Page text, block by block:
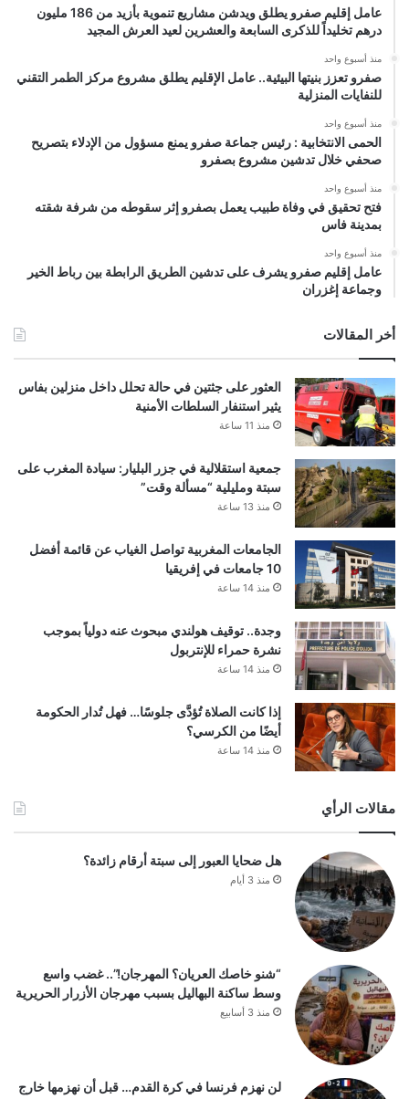
عامل إقليم صفرو يطلق ويدشن مشاريع تنموية بأزيد من 186 مليون
درهم تخليداً للذكرى السابعة والعشرين لعيد العرش المجيد
منذ أسبوع واحد
صفرو تعزز بنيتها البيئية.. عامل الإقليم يطلق مشروع مركز الطمر التقني
للنفايات المنزلية
منذ أسبوع واحد
الحمى الانتخابية : رئيس جماعة صفرو يمنع مسؤول من الإدلاء بتصريح
صحفي خلال تدشين مشروع بصفرو
منذ أسبوع واحد
فتح تحقيق في وفاة طبيب يعمل بصفرو إثر سقوطه من شرفة شقته
بمدينة فاس
منذ أسبوع واحد
عامل إقليم صفرو يشرف على تدشين الطريق الرابطة بين رباط الخير
وجماعة إغزران
أخر المقالات
العثور على جثتين في حالة تحلل داخل منزلين بفاس
يثير استنفار السلطات الأمنية
منذ 11 ساعة
جمعية استقلالية في جزر البليار: سيادة المغرب على
سبتة ومليلية “مسألة وقت”
منذ 13 ساعة
الجامعات المغربية تواصل الغياب عن قائمة أفضل
10 جامعات في إفريقيا
منذ 14 ساعة
وجدة.. توقيف هولندي مبحوث عنه دولياً بموجب
نشرة حمراء للإنتربول
منذ 14 ساعة
إذا كانت الصلاة تُؤدَّى جلوسًا… فهل تُدار الحكومة
أيضًا من الكرسي؟
منذ 14 ساعة
مقالات الرأي
هل ضحايا العبور إلى سبتة أرقام زائدة؟
منذ 3 أيام
“شنو خاصك العريان؟ المهرجان!”.. غضب واسع
وسط ساكنة البهاليل بسبب مهرجان الأزرار الحريرية
منذ 3 أسابيع
لن نهزم فرنسا في كرة القدم… قبل أن نهزمها خارج